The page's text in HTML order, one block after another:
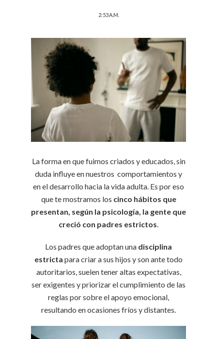
2:53 A.M.
La forma en que fuimos criados y educados, sin
duda influye en nuestros comportamientos y
en el desarrollo hacia la vida adulta. Es por eso
que te mostramos los cinco hábitos que
presentan, según la psicología, la gente que
creció con padres estrictos.
Los padres que adoptan una disciplina
estricta para criar a sus hijos y son ante todo
autoritarios, suelen tener altas expectativas,
ser exigentes y priorizar el cumplimiento de las
reglas por sobre el apoyo emocional,
resultando en ocasiones fríos y distantes.